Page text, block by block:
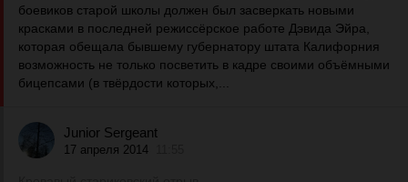
боевиков старой школы должен был засверкать новыми
красками в последней режиссёрское работе Дэвида Эйра,
которая обещала бывшему губернатору штата Калифорния
возможность не только посветить в кадре своими объёмными
бицепсами (в твёрдости которых,...
Junior Sergeant
17 апреля 2014